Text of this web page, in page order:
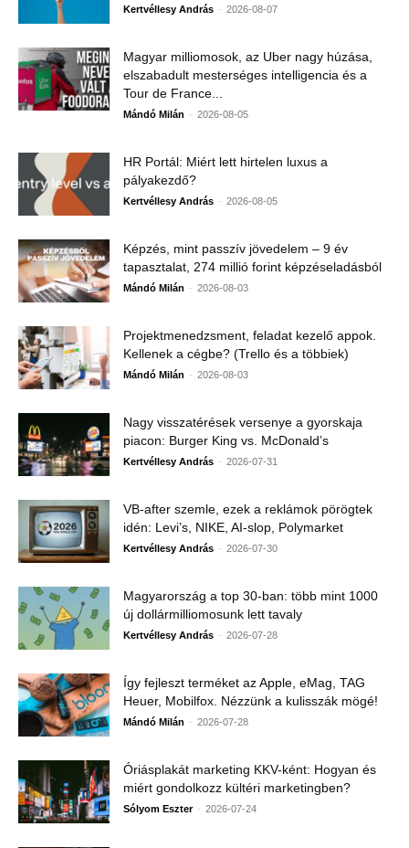
Kertvéllesy András - 2026-08-07
Magyar milliomosok, az Uber nagy húzása,
elszabadult mesterséges intelligencia és a
Tour de France...
Mándó Milán - 2026-08-05
HR Portál: Miért lett hirtelen luxus a
pályakezdő?
Kertvéllesy András - 2026-08-05
Képzés, mint passzív jövedelem – 9 év
tapasztalat, 274 millió forint képzéseladásból
Mándó Milán - 2026-08-03
Projektmenedzsment, feladat kezelő appok.
Kellenek a cégbe? (Trello és a többiek)
Mándó Milán - 2026-08-03
Nagy visszatérések versenye a gyorskaja
piacon: Burger King vs. McDonald’s
Kertvéllesy András - 2026-07-31
VB-after szemle, ezek a reklámok pörögtek
idén: Levi’s, NIKE, AI-slop, Polymarket
Kertvéllesy András - 2026-07-30
Magyarország a top 30-ban: több mint 1000
új dollármilliomosunk lett tavaly
Kertvéllesy András - 2026-07-28
Így fejleszt terméket az Apple, eMag, TAG
Heuer, Mobilfox. Nézzünk a kulisszák mögé!
Mándó Milán - 2026-07-28
Óriásplakát marketing KKV-ként: Hogyan és
miért gondolkozz kültéri marketingben?
Sólyom Eszter - 2026-07-24